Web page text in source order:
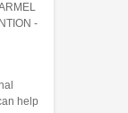
-
help